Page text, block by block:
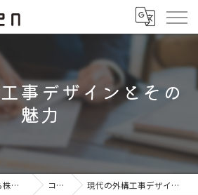
事デザインとその
魅力
愛知県の外構工事なら株式会社RGarden コラム 現代の外構工事デザインとその魅力